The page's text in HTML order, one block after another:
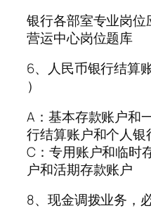
银行各部室专业岗
营运中心岗位题库
6、人民币银行结算
）
A：基本存款账户和
行结算账户和个人银
C：专用账户和临时
户和活期存款账户
8、现金调拨业务，